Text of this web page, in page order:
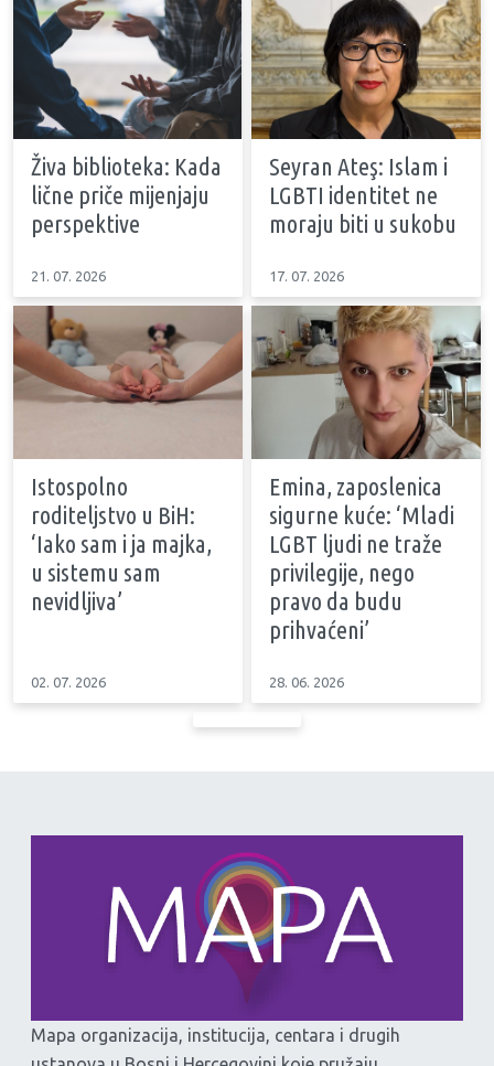
Živa biblioteka: Kada
lične priče mijenjaju
perspektive
21. 07. 2026
Seyran Ateş: Islam i
LGBTI identitet ne
moraju biti u sukobu
17. 07. 2026
Istospolno
roditeljstvo u BiH:
‘Iako sam i ja majka,
u sistemu sam
nevidljiva’
02. 07. 2026
Emina, zaposlenica
sigurne kuće: ‘Mladi
LGBT ljudi ne traže
privilegije, nego
pravo da budu
prihvaćeni’
28. 06. 2026
Mapa organizacija, institucija, centara i drugih